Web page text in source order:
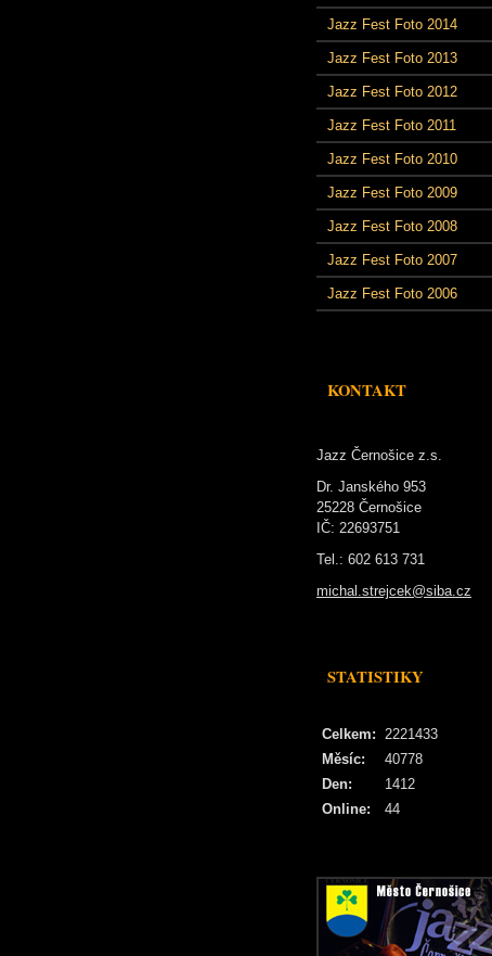
Jazz Fest Foto 2014
Jazz Fest Foto 2013
Jazz Fest Foto 2012
Jazz Fest Foto 2011
Jazz Fest Foto 2010
Jazz Fest Foto 2009
Jazz Fest Foto 2008
Jazz Fest Foto 2007
Jazz Fest Foto 2006
KONTAKT
Jazz Černošice z.s.
Dr. Janského 953
25228 Černošice
IČ: 22693751
Tel.: 602 613 731
michal.strejcek@siba.cz
STATISTIKY
Online: 44
Celkem: 2221433
Měsíc:
40778
Den:
1412